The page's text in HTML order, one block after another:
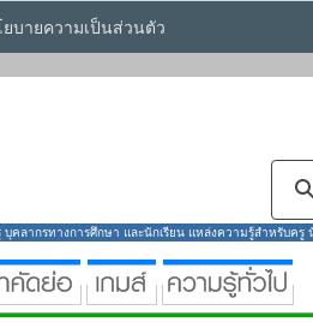
บายความเป็นส่วนตัว
คลากรทางการศึกษา และนักเรียน แหล่งความรู้สำหรับครู